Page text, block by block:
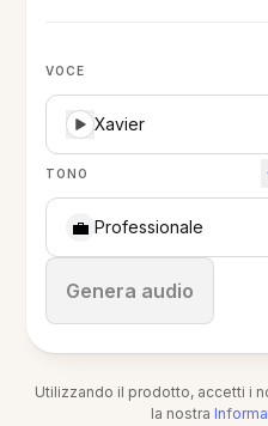
VOCE
Xavier
TONO
💼 Professionale
Genera audio
Ferma
Utilizzando il prodotto, accetti i
la nostra